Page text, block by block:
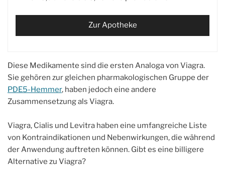
Zur Apotheke
Diese Medikamente sind die ersten Analoga von Viagra.
Sie gehören zur gleichen pharmakologischen Gruppe der
PDE5-Hemmer, haben jedoch eine andere
Zusammensetzung als Viagra.
Viagra, Cialis und Levitra haben eine umfangreiche Liste
von Kontraindikationen und Nebenwirkungen, die während
der Anwendung auftreten können. Gibt es eine billigere
Alternative zu Viagra?